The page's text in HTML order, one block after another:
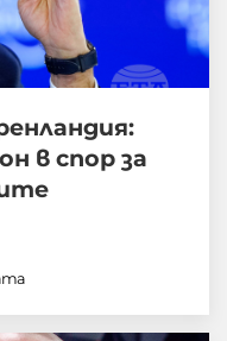
в спор за